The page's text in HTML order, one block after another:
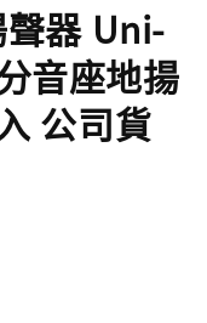
聲器 Uni-
音座地揚
公司貨